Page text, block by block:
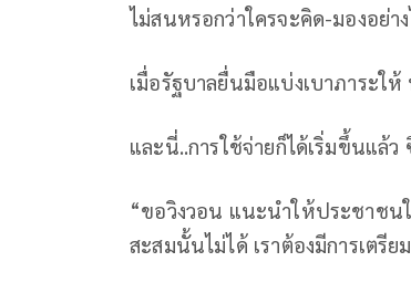
ไม่สนหรอกว่าใครจะคิด-มองอย่าง
เมื่อรัฐบาลยื่นมือแบ่งเบาภาระใ
และนี่..การใช้จ่ายก็ได้เริ่มขึ้นแล้
“ขอวิงวอน แนะนำให้ประชาชน
สะสมนั้นไม่ได้ เราต้องมีการเตรี